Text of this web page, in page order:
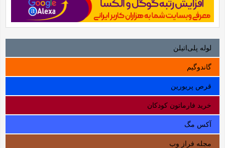
لوله‌ پلی‌اتیلن
گاندوگیم
قرص پریورین
خرید فارماتون کودکان
آکس مگ
مجله فراز وب